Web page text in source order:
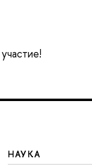
НАУКА